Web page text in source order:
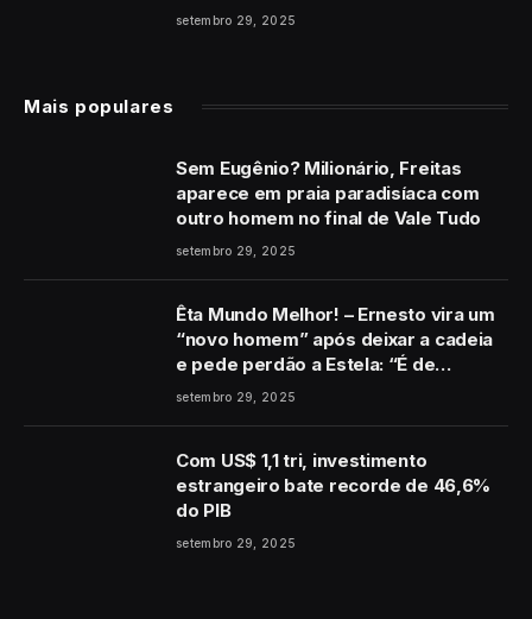
setembro 29, 2025
Mais populares
Sem Eugênio? Milionário, Freitas
aparece em praia paradisíaca com
outro homem no final de Vale Tudo
setembro 29, 2025
Êta Mundo Melhor! – Ernesto vira um
“novo homem” após deixar a cadeia
e pede perdão a Estela: “É de
coração”
setembro 29, 2025
Com US$ 1,1 tri, investimento
estrangeiro bate recorde de 46,6%
do PIB
setembro 29, 2025